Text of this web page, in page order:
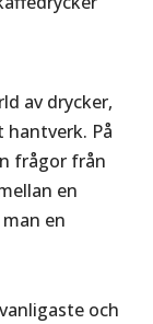
av drycker,
På
frågor från
en
en
och